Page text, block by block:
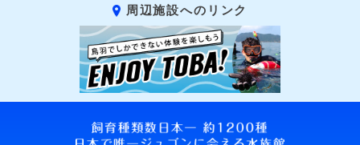
周辺施設へのリンク